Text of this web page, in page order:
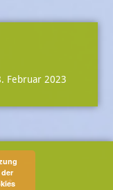
Februar 2023